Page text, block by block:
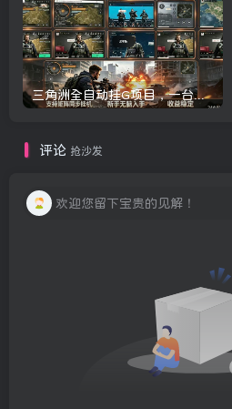
三角洲全自动挂G项目，一台电脑即可操作，防封稳账号，日收益300+，收益全程包回收，省心稳賺【揭秘】
评论 抢沙发
欢迎您留下宝贵的见解！